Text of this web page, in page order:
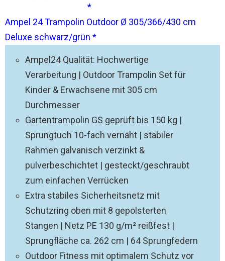
Ampel 24 Trampolin Outdoor Ø 305/366/430 cm
Deluxe schwarz/grün
Ampel24 Qualität: Hochwertige
Verarbeitung | Outdoor Trampolin Set für
Kinder & Erwachsene mit 305 cm
Durchmesser
Gartentrampolin GS geprüft bis 150 kg |
Sprungtuch 10-fach vernäht | stabiler
Rahmen galvanisch verzinkt &
pulverbeschichtet | gesteckt/geschraubt
zum einfachen Verrücken
Extra stabiles Sicherheitsnetz mit
Schutzring oben mit 8 gepolsterten
Stangen | Netz PE 130 g/m² reißfest |
Sprungfläche ca. 262 cm | 64 Sprungfedern
Outdoor Fitness mit optimalem Schutz vor